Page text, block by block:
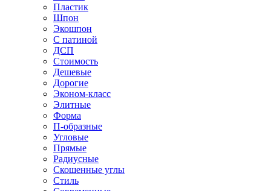
Пластик
Шпон
Экошпон
С патиной
ДСП
Стоимость
Дешевые
Дорогие
Эконом-класс
Элитные
Форма
П-образные
Угловые
Прямые
Радиусные
Скошенные углы
Стиль